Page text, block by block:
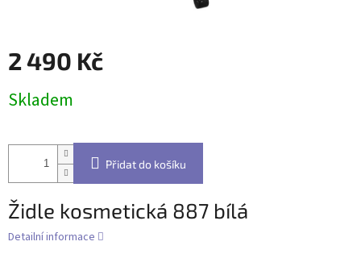
2 490 Kč
cena:
Skladem
Přidat do košíku
Židle kosmetická 887 bílá
Detailní informace